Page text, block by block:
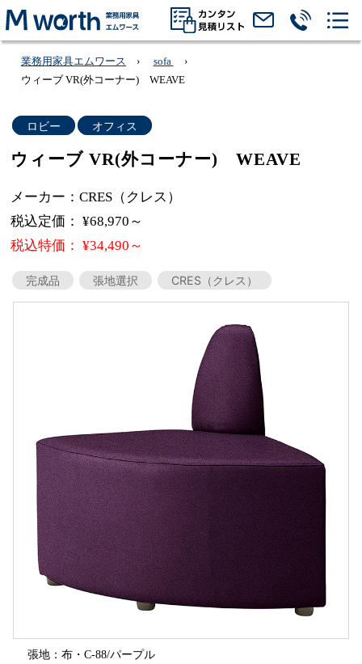
業務用家具エムワース
sofa
ウィーブ VR(外コーナー) WEAVE
ロビー オフィス
ウィーブ VR(外コーナー) WEAVE
メーカー：CRES（クレス）
税込定価： ¥68,970～
税込特価： ¥34,490～
完成品 張地選択 CRES（クレス）
張地：布・C-88/パープル